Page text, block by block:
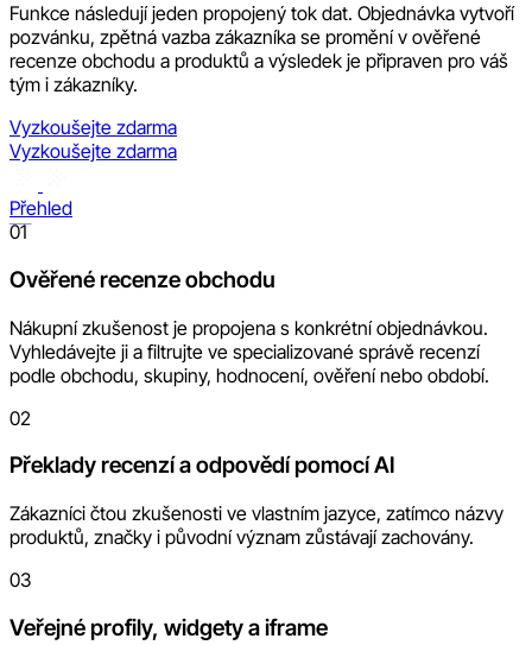
Funkce následují jeden propojený tok dat. Objednávka vytvoří
pozvánku, zpětná vazba zákazníka se promění v ověřené
recenze obchodu a produktů a výsledek je připraven pro váš
tým i zákazníky.
Vyzkoušejte zdarma
Vyzkoušejte zdarma
Přehled
01
Ověřené recenze obchodu
Nákupní zkušenost je propojena s konkrétní objednávkou.
Vyhledávejte ji a filtrujte ve specializované správě recenzí
podle obchodu, skupiny, hodnocení, ověření nebo období.
02
Překlady recenzí a odpovědí pomocí AI
Zákazníci čtou zkušenosti ve vlastním jazyce, zatímco názvy
produktů, značky i původní význam zůstávají zachovány.
03
Veřejné profily, widgety a iframe